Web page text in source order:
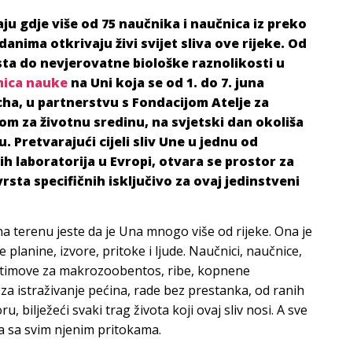
gdje više od 75 naučnika i naučnica iz preko
otkrivaju živi svijet sliva ove rijeke. Od
do nevjerovatne biološke raznolikosti u
nauke na Uni koja se od 1. do 7. juna
u partnerstvu s Fondacijom Atelje za
za životnu sredinu, na svjetski dan okoliša
Pretvarajući cijeli sliv Une u jednu od
laboratorija u Evropi, otvara se prostor za
specifičnih isključivo za ovaj jedinstveni
terenu jeste da je Una mnogo više od rijeke. Ona je
planine, izvore, pritoke i ljude. Naučnici, naučnice,
za makrozoobentos, ribe, kopnene
istraživanje pećina, rade bez prestanka, od ranih
bilježeći svaki trag života koji ovaj sliv nosi. A sve
sa svim njenim pritokama.